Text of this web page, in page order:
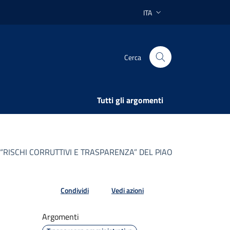
Lingua attiva:
ITA
Cerca
Tutti gli argomenti
CORRUTTIVI E TRASPARENZA” DEL PIAO
Condividi Vedi azioni
Argomenti